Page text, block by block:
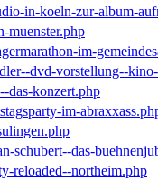
in-koeln-zur-album-
muenster.php
im-
dvd-vorstellung--
das-konzert.php
im-
schubert--das-
reloaded--northeim.php